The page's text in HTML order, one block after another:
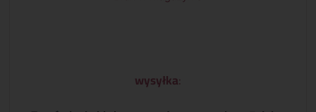
wysyłka: